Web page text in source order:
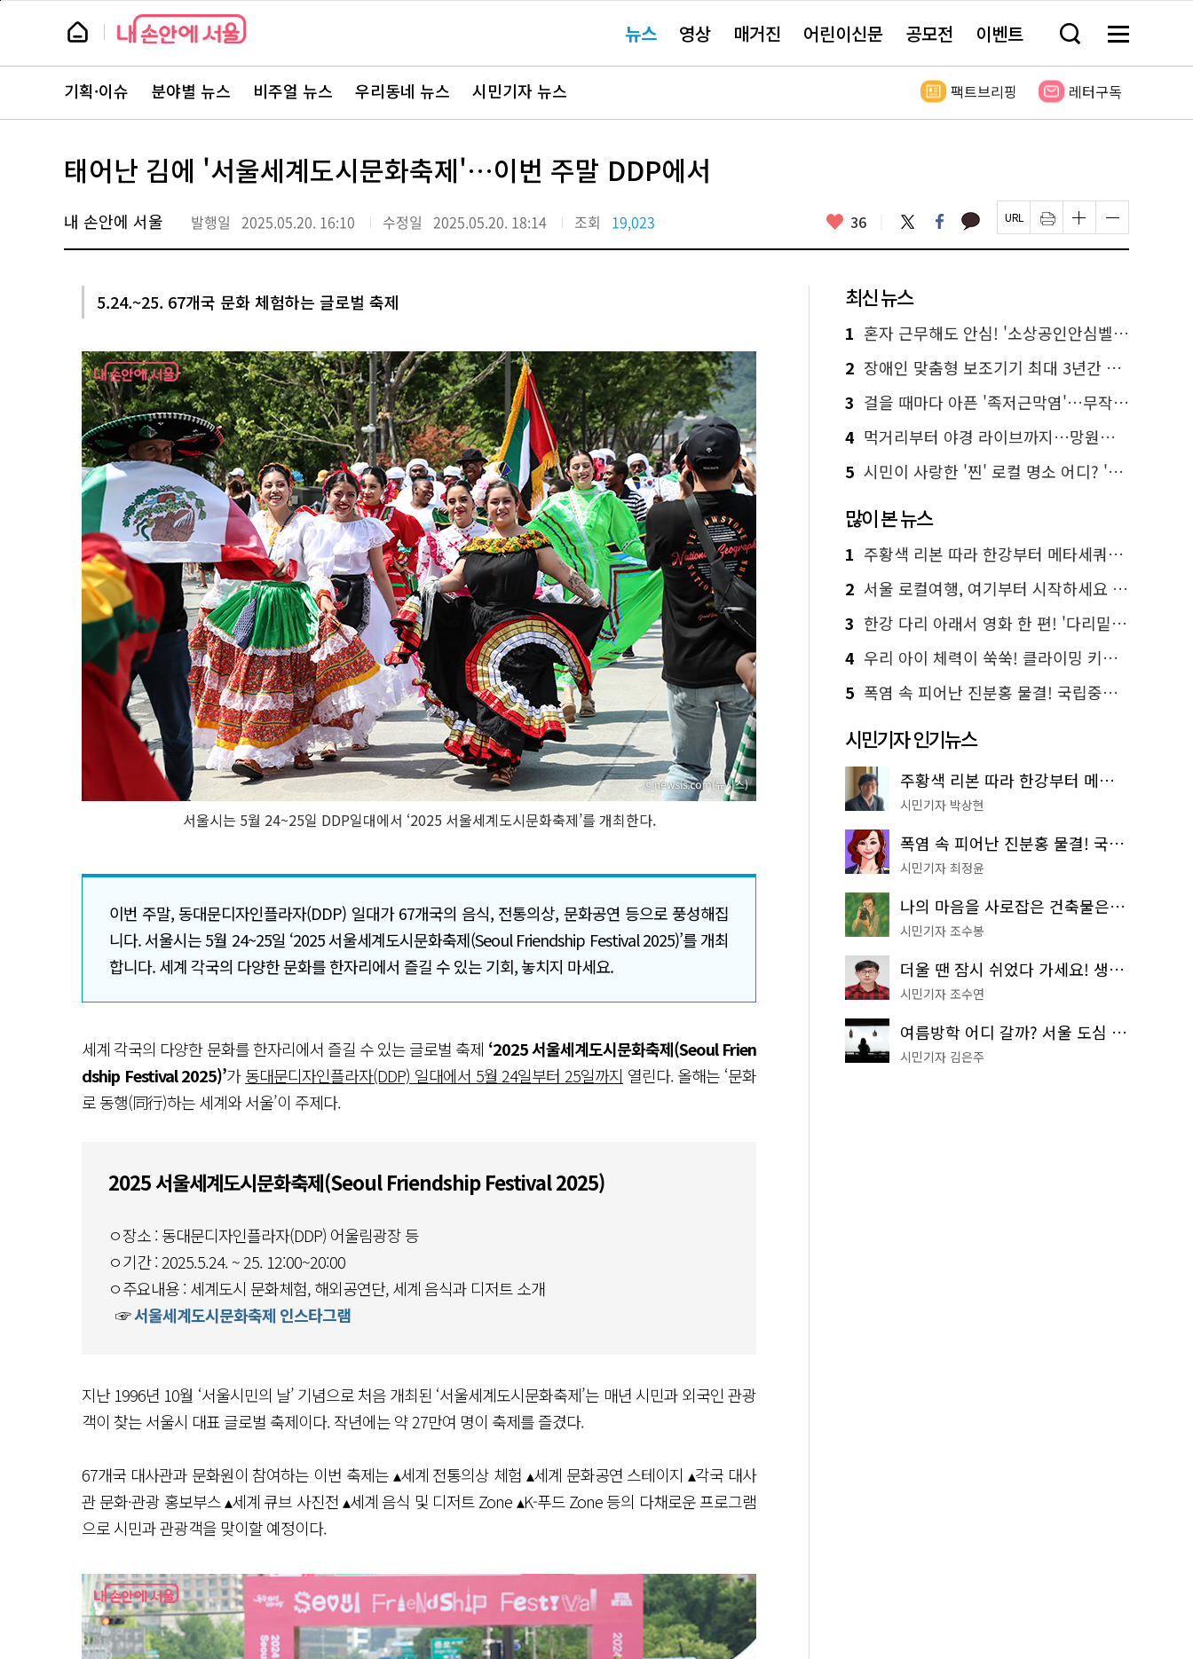
본
뉴
스 요뉴스 영상 매거진 어린이신문 공모전 이벤트 검
창
기
메
전
보
뉴
스
주
서
바
로
기획·이슈 분야별 뉴스 비주얼 뉴스 우리동네 뉴스 시민기자 뉴스 팩트브리핑 레터구독
태어난 김에 '서울세계도시문화축제'…이번 주말 DDP에서
내 손안에 서울 발행일 2025.05.20. 16:10 수정일 2025.05.20. 18:14 조회 19,023 좋
요
36 트
위
터
페
이
스
카
카 페
이
지
인
쇄
하
글
자
크
하
기
글
자
크
하
기
5.24.~25. 67개국 문화 체험하는 글로벌 축제
서울시는 5월 24~25일 DDP일대에서 ‘2025 서울세계도시문화축제’를 개최한다.
이번 주말, 동대문디자인플라자(DDP) 일대가 67개국의 음식, 전통의상, 문화공연 등으로 풍성해집
니다. 서울시는 5월 24~25일 ‘2025 서울세계도시문화축제(Seoul Friendship Festival 2025)’를 개최
합니다. 세계 각국의 다양한 문화를 한자리에서 즐길 수 있는 기회, 놓치지 마세요.
세계 각국의 다양한 문화를 한자리에서 즐길 수 있는 글로벌 축제 ‘2025 서울세계도시문화축제(Seoul Frien
dship Festival 2025)’가동대문디자인플라자(DDP) 일대에서 5월 24일부터 25일까지 열린다. 올해는 ‘문화
로 동행(同行)하는 세계와 서울’이 주제다.
2025 서울세계도시문화축제(Seoul Friendship Festival 2025)
ㅇ장소 : 동대문디자인플라자(DDP) 어울림광장 등
ㅇ기간 : 2025.5.24. ~ 25. 12:00~20:00
ㅇ주요내용 : 세계도시 문화체험, 해외공연단, 세계 음식과 디저트 소개
☞서울세계도시문화축제 인스타그램
지난 1996년 10월 ‘서울시민의 날’ 기념으로 처음 개최된 ‘서울세계도시문화축제’는 매년 시민과 외국인 관광
객이 찾는 서울시 대표 글로벌 축제이다. 작년에는 약 27만여 명이 축제를 즐겼다.
67개국 대사관과 문화원이 참여하는 이번 축제는 ▴세계 전통의상 체험 ▴세계 문화공연 스테이지 ▴각국 대사
관 문화·관광 홍보부스 ▴세계 큐브 사진전 ▴세계 음식 및 디저트 Zone ▴K-푸드 Zone 등의 다채로운 프로그램
으로 시민과 관광객을 맞이할 예정이다.
최신 뉴스
1 혼자 근무해도 안심! '소상공인안심벨' 신청하세요
2 장애인 맞춤형 보조기기 최대 3년간 무상 대여…삶의 질 높인다
3 걸을 때마다 아픈 '족저근막염'…무작정 참지 말고 '이것' 해보세요!
4 먹거리부터 야경 라이브까지…망원한강공원 알짜 코스
5 시민이 사랑한 '찐' 로컬 명소 어디? '서울에디션25' 추천 코스
많이 본 뉴스
1 주황색 리본 따라 한강부터 메타세쿼이아 숲길까지…서울둘레길 15코스
2 서울 로컬여행, 여기부터 시작하세요 '서울에디션25'
3 한강 다리 아래서 영화 한 편! '다리밑 영화관' 무료 상영
4 우리 아이 체력이 쑥쑥! 클라이밍 키즈카페·어린이 체력장
5 폭염 속 피어난 진분홍 물결! 국립중앙박물관 배롱나무 명소
시민기자 인기뉴스
주황색 리본 따라 한강부터 메타세쿼이아 숲길까지…서울둘레길 15코스
시민기자 박상현
폭염 속 피어난 진분홍 물결! 국립중앙박물관 배롱나무 명소
시민기자 최정윤
나의 마음을 사로잡은 건축물은? '서울시 건축상' 수상작 공개!
시민기자 조수봉
더울 땐 잠시 쉬었다 가세요! 생수 냉장고부터 해피소·무더위쉼터까지
시민기자 조수연
여름방학 어디 갈까? 서울 도심 무료 실내 여행 코스 추천
시민기자 김은주
페